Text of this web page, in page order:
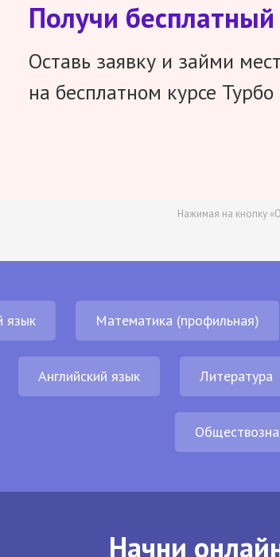
Получи
Оставь заявку и займи
на бесплатном курсе Турбо
Нажимая на кнопку
язык Математика (профильная)
Английский язык Литература
Начни